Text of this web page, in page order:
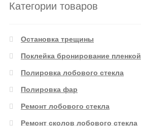
Категории товаров
Остановка трещины
Поклейка бронирование пленкой
Полировка лобового стекла
Полировка фар
Ремонт лобового стекла
Ремонт сколов лобового стекла